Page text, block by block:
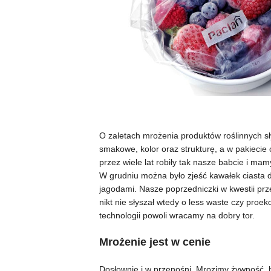
O zaletach mrożenia produktów roślinnych
smakowe, kolor oraz strukturę, a w
przez wiele lat robiły tak nasze babcie i
W grudniu można było zjeść kawałek
jagodami. Nasze poprzedniczki w kwestii
nikt nie słyszał wtedy o less waste czy
technologii powoli wracamy na dobry tor.
Mrożenie jest w cenie